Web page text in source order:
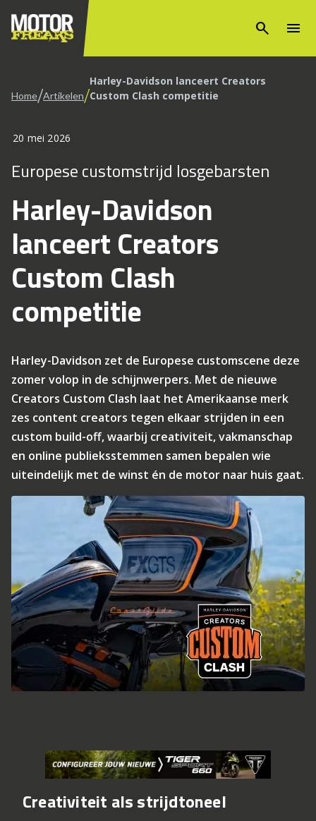
search menu
Home/Artikelen/Harley-Davidson lanceert Creators
Custom Clash competitie
20 mei 2026
Europese customstrijd losgebarsten
Harley-Davidson
lanceert Creators
Custom Clash
competitie
Harley-Davidson zet de Europese customscene deze
zomer volop in de schijnwerpers. Met de nieuwe
Creators Custom Clash laat het Amerikaanse merk
zes content creators tegen elkaar strijden in een
custom build-off, waarbij creativiteit, vakmanschap
en online publieksstemmen samen bepalen wie
uiteindelijk met de winst én de motor naar huis gaat.
Creativiteit als strijdtoneel